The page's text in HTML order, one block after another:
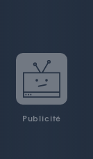
Publicité